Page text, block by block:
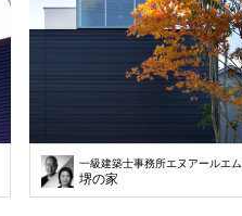
一級建築士事務所エヌアールエム
堺の家